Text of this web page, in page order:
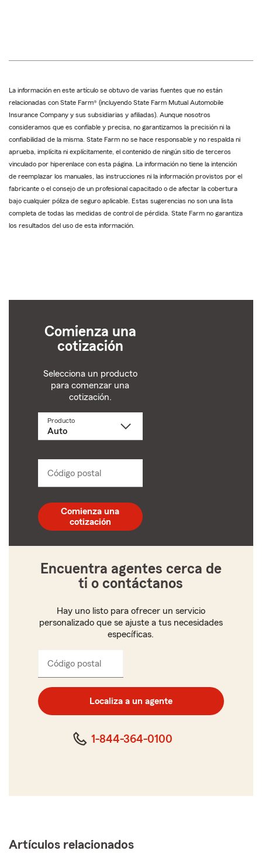
La información en este artículo se obtuvo de varias fuentes que no están
relacionadas con State Farm® (incluyendo State Farm Mutual Automobile
Insurance Company y sus subsidiarias y afiliadas). Aunque nosotros
consideramos que es confiable y precisa, no garantizamos la precisión ni la
confiabilidad de la misma. State Farm no se hace responsable y no respalda ni
aprueba, implícita ni explícitamente, el contenido de ningún sitio de terceros
vinculado por hiperenlace con esta página. La información no tiene la intención
de reemplazar los manuales, las instrucciones ni la información provistos por el
fabricante o el consejo de un profesional capacitado o de afectar la cobertura
bajo cualquier póliza de seguro aplicable. Estas sugerencias no son una lista
completa de todas las medidas de control de pérdida. State Farm no garantiza
los resultados del uso de esta información.
Comienza una
cotización
Selecciona un producto
para comenzar una
cotización.
ProductoSelecciona
Código postal
postal
de
5
Comienza una
cotización
Encuentra agentes cerca de
ti o contáctanos
Hay uno listo para ofrecer un servicio
personalizado que se ajuste a tus necesidades
específicas.
Código postal
código
postal
de
cinco
Localiza a un agente
1-844-364-0100
Artículos relacionados